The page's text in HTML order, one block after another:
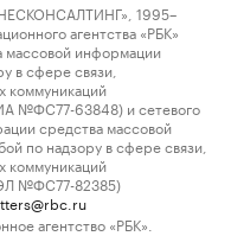
1995–
агентства «РБК»
массовой информации
в сфере связи,
коммуникаций
№ФС77-63848) и сетевого
средства массовой
по надзору в сфере связи,
коммуникаций
№ФС77-82385)
агентство «РБК».